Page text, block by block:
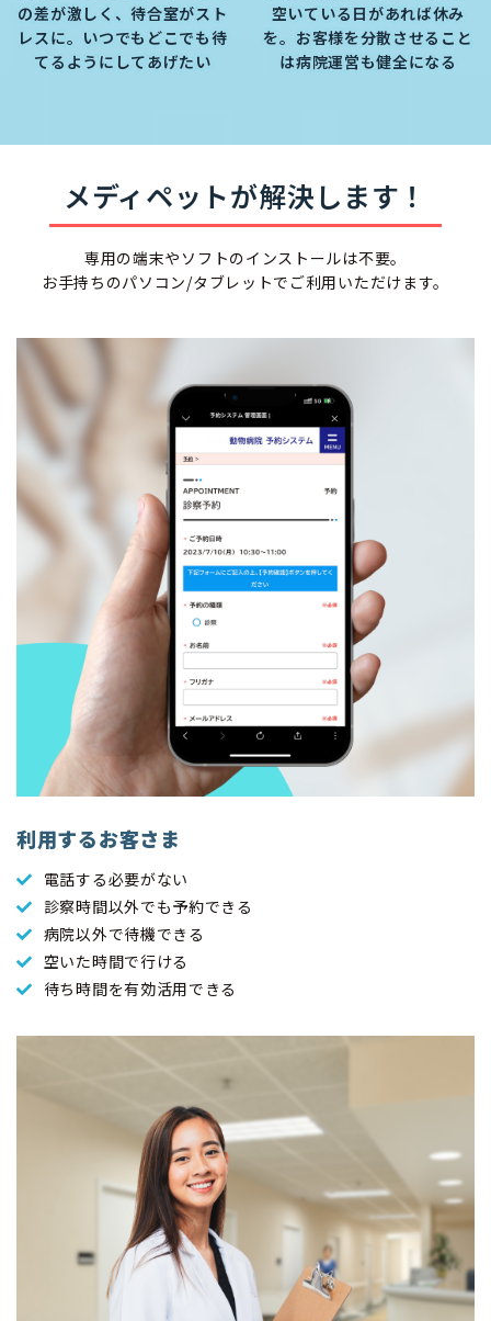
の差が激しく、待合室がスト
レスに。いつでもどこでも待
てるようにしてあげたい
空いている日があれば休み
を。お客様を分散させること
は病院運営も健全になる
メディペットが解決します！
専用の端末やソフトのインストールは不要。
お手持ちのパソコン/タブレットでご利用いただけます。
利用するお客さま
電話する必要がない
診察時間以外でも予約できる
病院以外で待機できる
空いた時間で行ける
待ち時間を有効活用できる